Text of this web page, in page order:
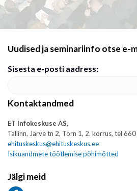
Uudised ja seminariinfo otse e-
Sisesta e-posti aadress:
Kontaktandmed
ET Infokeskuse AS,
Tallinn, Järve tn 2, Torn 1, 2. korrus, tel
ehituskeskus@ehituskeskus.ee
Isikuandmete töötlemise põhimõtted
Jälgi meid